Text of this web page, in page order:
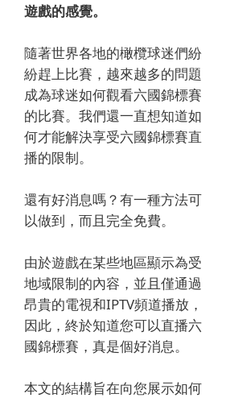
遊戲的感覺。
隨著世界各地的橄欖球迷們紛
紛趕上比賽，越來越多的問題
成為球迷如何觀看六國錦標賽
的比賽。 我們還一直想知道如
何才能解決享受六國錦標賽直
播的限制。
還有好消息嗎？有一種方法可
以做到，而且完全免費。
由於遊戲在某些地區顯示為受
地域限制的內容，並且僅通過
昂貴的電視和IPTV頻道播放，
因此，終於知道您可以直播六
國錦標賽 ，真是個好消息。
本文的結構旨在向您展示如何